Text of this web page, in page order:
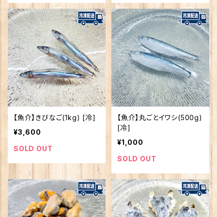
【魚介】きびなご(1kg) [冷]
¥3,600
SOLD OUT
【魚介】丸ごとイワシ(500g)
[冷]
¥1,000
SOLD OUT